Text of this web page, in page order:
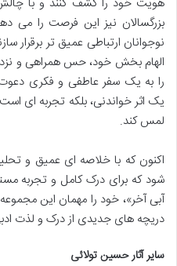
بزرگسالان نیز این فرصت را می
نوجوانان ارتباطی عمیق تر برقرار
الهام بخش خود، حس همراهی و
را به یک سفر عاطفی و فکری
یک اثر خواندنی، بلکه تجربه ای است
لمس کند.
اکنون که با خلاصه ای عمیق و
شود که برای درک کامل و تجربه
آبی آخر»، خود را مهمان این
دریچه های جدیدی از درک و لذت
سایر آثار حسین تولائی